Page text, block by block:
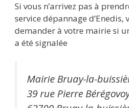
Si vous n’arrivez pas à
service dépannage d’Enedis,
demander à votre mairie si
a été signalée
Mairie Bruay-la-
39 rue Pierre